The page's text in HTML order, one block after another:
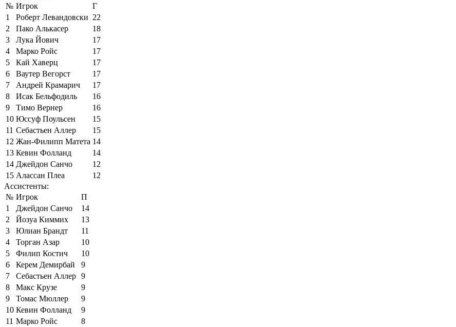
№ Игрок
Г
1
Роберт Левандовски 22
2
Пако Алькасер
18
3
Лука Йович
17
4
Марко Ройс
17
5
Кай Хаверц
17
6
Ваутер Вегорст
17
7
Андрей Крамарич
17
8
Исак Бельфодиль
16
9
Тимо Вернер
16
10 Юссуф Поульсен
15
11 Себастьен Аллер
15
12 Жан-Филипп Матета 14
13 Кевин Фолланд
14
14 Джейдон Санчо
12
15 Алассан Плеа
12
Ассистенты:
№ Игрок
П
1
Джейдон Санчо
14
2
Йозуа Киммих
13
3
Юлиан Брандт
11
4
Торган Азар
10
5
Филип Костич
10
6
Керем Демирбай
9
7
Себастьен Аллер 9
8
Макс Крузе
9
9
Томас Мюллер
9
10 Кевин Фолланд
9
11 Марко Ройс
8